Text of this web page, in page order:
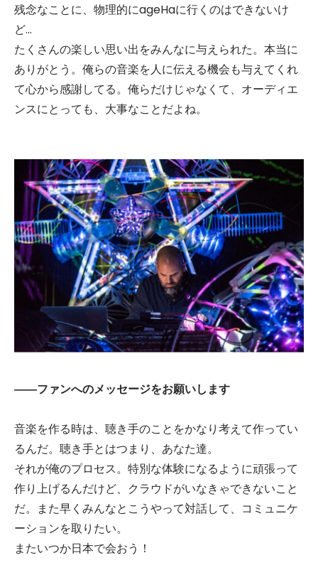
残念なことに、物理的にageHaに行くのはできないけ
ど…
たくさんの楽しい思い出をみんなに与えられた。本当に
ありがとう。俺らの音楽を人に伝える機会も与えてくれ
て心から感謝してる。俺らだけじゃなくて、オーディエ
ンスにとっても、大事なことだよね。
――ファンへのメッセージをお願いします
音楽を作る時は、聴き手のことをかなり考えて作ってい
るんだ。聴き手とはつまり、あなた達。
それが俺のプロセス。特別な体験になるように頑張って
作り上げるんだけど、クラウドがいなきゃできないこと
だ。また早くみんなとこうやって対話して、コミュニケ
ーションを取りたい。
またいつか日本で会おう！